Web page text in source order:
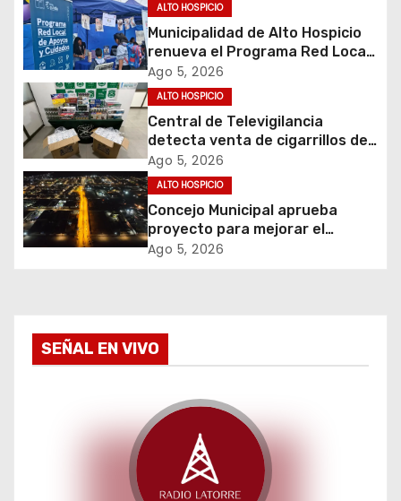
a
d
a
s
ALTO HOSPICIO
Municipalidad de Alto Hospicio
renueva el Programa Red Local
de Apoyos y Cuidados
Ago 5, 2026
ALTO HOSPICIO
Central de Televigilancia
detecta venta de cigarrillos de
contrabando y permite
incautación de más de 3 mil
cajetillas
Ago 5, 2026
ALTO HOSPICIO
Concejo Municipal aprueba
proyecto para mejorar el
alumbrado público del sector El
Ago 5, 2026
SEÑAL EN VIVO